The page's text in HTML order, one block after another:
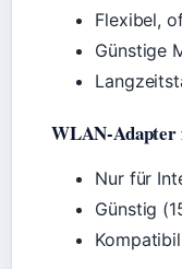
Flexibel,
Günstige
WLAN-Adapter
Nur für
Günstig